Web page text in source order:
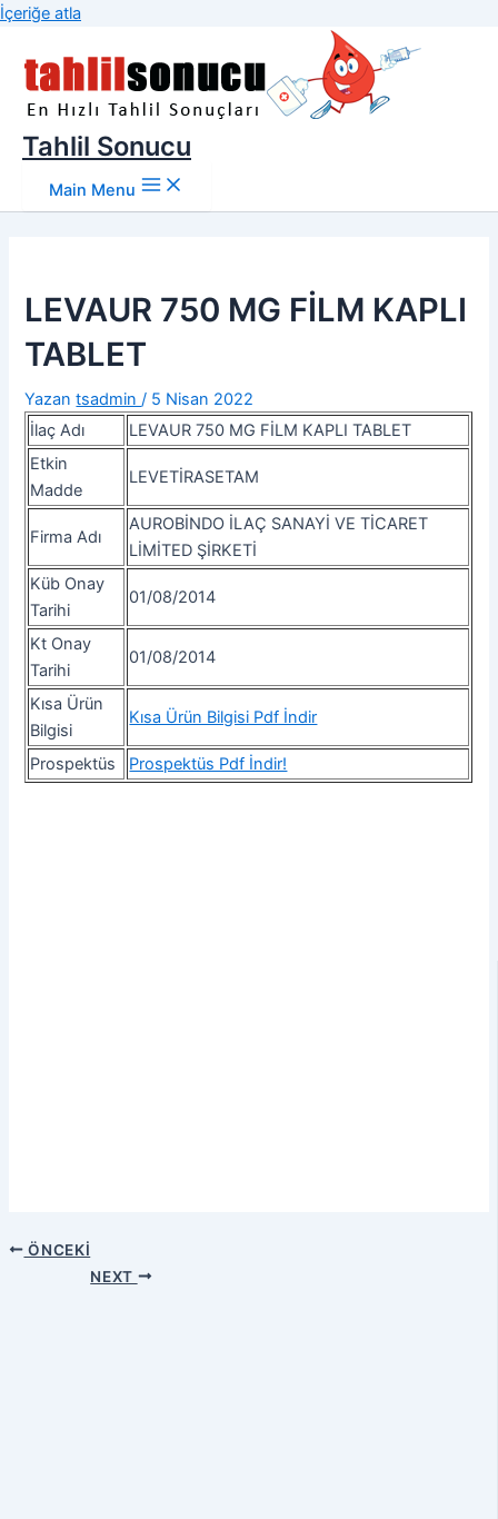
İçeriğe atla
Tahlil Sonucu
Main Menu
LEVAUR 750 MG FİLM KAPLI
TABLET
Yazan tsadmin/ 5 Nisan 2022
İlaç Adı
LEVAUR 750 MG FİLM KAPLI TABLET
Etkin
Madde
LEVETİRASETAM
Firma Adı
AUROBİNDO İLAÇ SANAYİ VE TİCARET
LİMİTED ŞİRKETİ
Küb Onay
Tarihi
01/08/2014
Kt Onay
Tarihi
01/08/2014
Kısa Ürün
Bilgisi
Kısa Ürün Bilgisi Pdf İndir
Prospektüs Prospektüs Pdf İndir!
ÖNCEKI
NEXT